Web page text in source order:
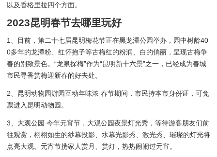
以及香格里拉四个方面。
2023昆明春节去哪里玩好
1、目前，第二十七届昆明梅花节正在黑龙潭公园举办，园中树龄40
0多年的龙潭粉、红怀抱子等古梅红的粉润、白的俏丽，呈现古梅争
春的别致景色。“龙泉探梅”作为“昆明新十六景”之一，已经成为春城
市民寻香赏梅迎新春的好去处。
2、昆明动物园游园互动年味浓 春节期间，市民持本市身份证，可免
票进入昆明动物园。
3、大观公园 今年元宵节，大观公园夜景灯光秀，等待游客朋友们前
往观赏，栩栩如生的纱幕投影、水幕光影秀、激光秀、璀璨的灯光将
点亮大观。元宵节携家人赏月、赏灯，热热闹闹过元宵。